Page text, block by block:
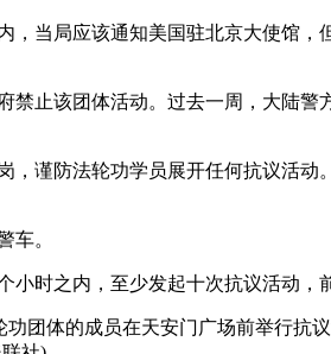
当局应该通知美国驻北京大使馆
止该团体活动。过去一周，大陆
谨防法轮功学员展开任何抗议活
车。
时之内，至少发起十次抗议活动，
团体的成员在天安门广场前举行抗